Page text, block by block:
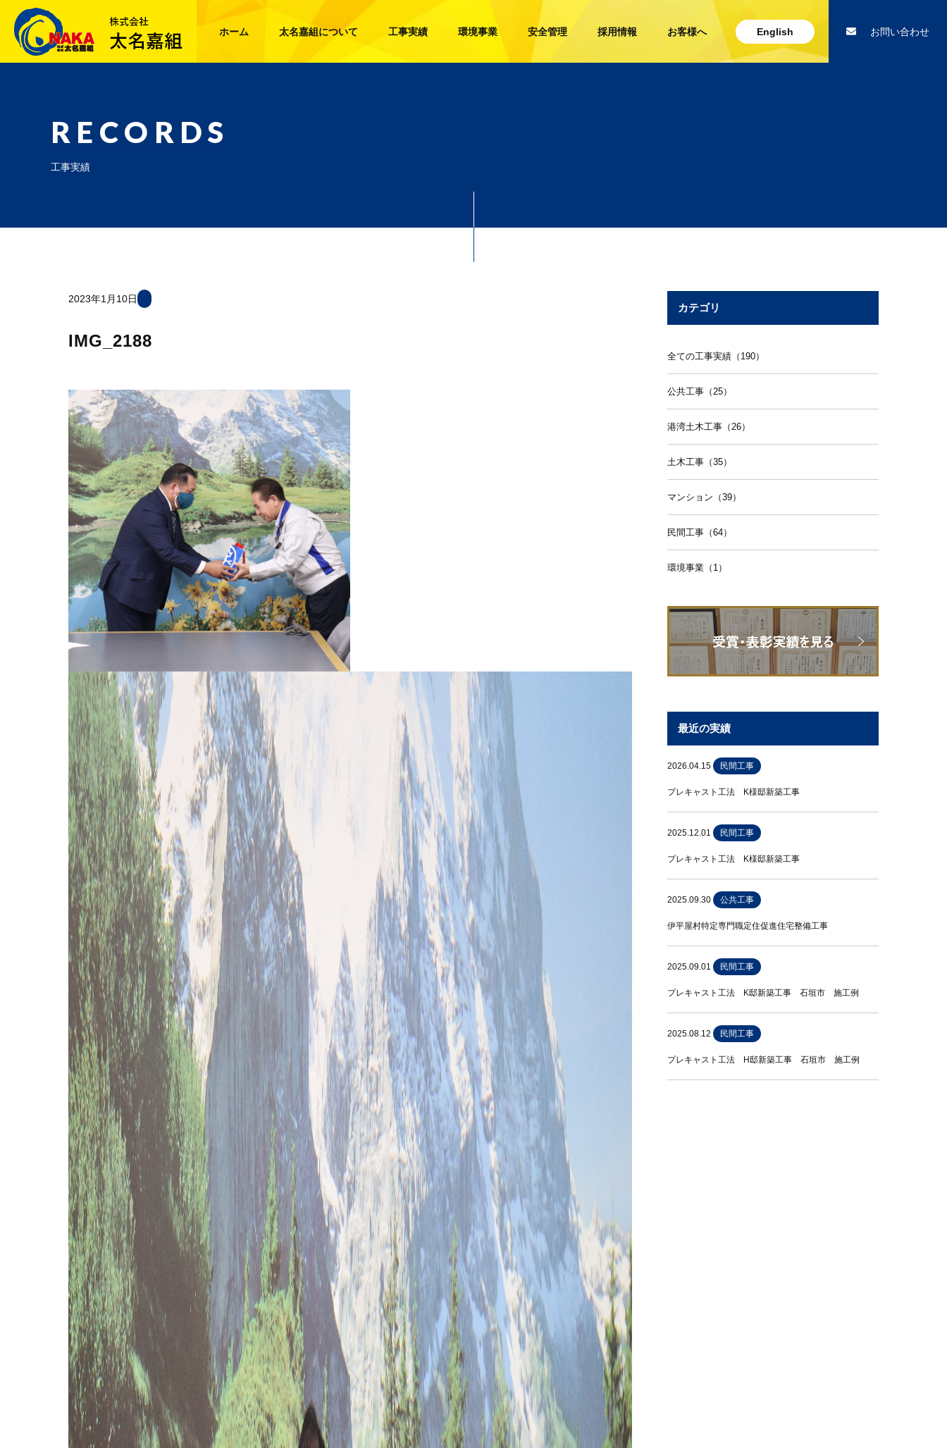
ホーム 太名嘉組について 工事実績 環境事業 安全管理 採用情報 お客様へ English お問い合わせ
RECORDS
工事実績
2023年1月10日
IMG_2188
カテゴリ
全ての工事実績（190）
公共工事（25）
港湾土木工事（26）
土木工事（35）
マンション（39）
民間工事（64）
環境事業（1）
最近の実績
2026.04.15 民間工事
プレキャスト工法 K様邸新築工事
2025.12.01 民間工事
プレキャスト工法 K様邸新築工事
2025.09.30 公共工事
伊平屋村特定専門職定住促進住宅整備工事
2025.09.01 民間工事
プレキャスト工法 K邸新築工事 石垣市 施工例
2025.08.12 民間工事
プレキャスト工法 H邸新築工事 石垣市 施工例